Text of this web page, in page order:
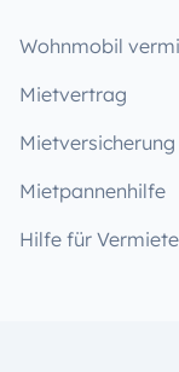
Wohnmobil
Mietvertrag
Mietversicherung
Mietpannenhilfe
Hilfe für